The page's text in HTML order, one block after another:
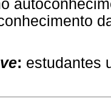
: estudantes